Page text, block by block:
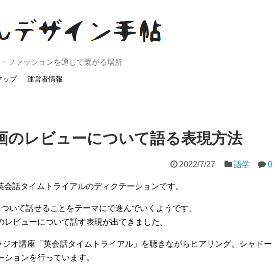
ファッションを通して繋がる場所
ップ 運営者情報
のレビューについて語る表現方法
2022/7/27 語学 0
話タイムトライアルのディクテーションです。
いて話せることをテーマにで進んでいくようです。
レビューについて話す表現が出てきました。
オ講座「英会話タイムトライアル」を聴きながらヒアリング、シャドー
ョンを行っています。